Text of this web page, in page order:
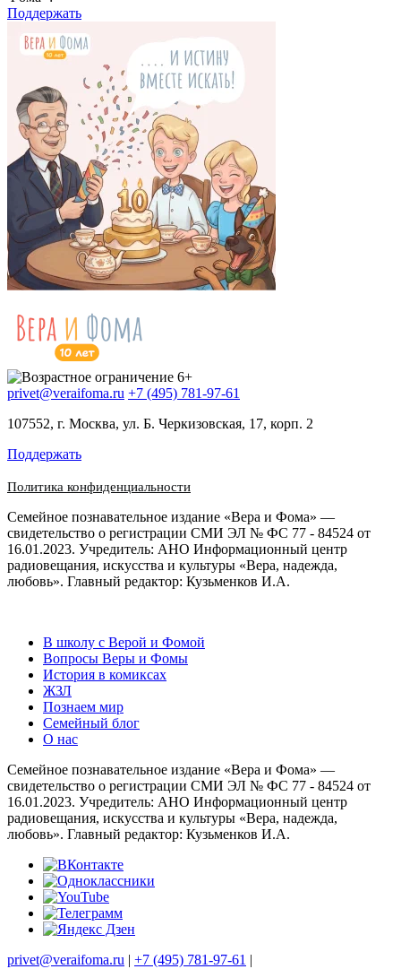
Поддержать
privet@veraifoma.ru +7 (495) 781-97-61
107552, г. Москва, ул. Б. Черкизовская, 17, корп. 2
Поддержать
Политика конфиденциальности
Семейное познавательное издание «Вера и Фома» —
свидетельство о регистрации СМИ ЭЛ № ФС 77 - 84524 от
16.01.2023. Учредитель: АНО Информационный центр
радиовещания, искусства и культуры «Вера, надежда,
любовь». Главный редактор: Кузьменков И.А.
В школу с Верой и Фомой
Вопросы Веры и Фомы
История в комиксах
ЖЗЛ
Познаем мир
Семейный блог
О нас
Семейное познавательное издание «Вера и Фома» —
свидетельство о регистрации СМИ ЭЛ № ФС 77 - 84524 от
16.01.2023. Учредитель: АНО Информационный центр
радиовещания, искусства и культуры «Вера, надежда,
любовь». Главный редактор: Кузьменков И.А.
privet@veraifoma.ru +7 (495) 781-97-61